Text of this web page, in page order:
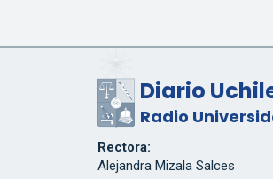
Diario
Radio
Rectora:
Alejandra Mizala Salces